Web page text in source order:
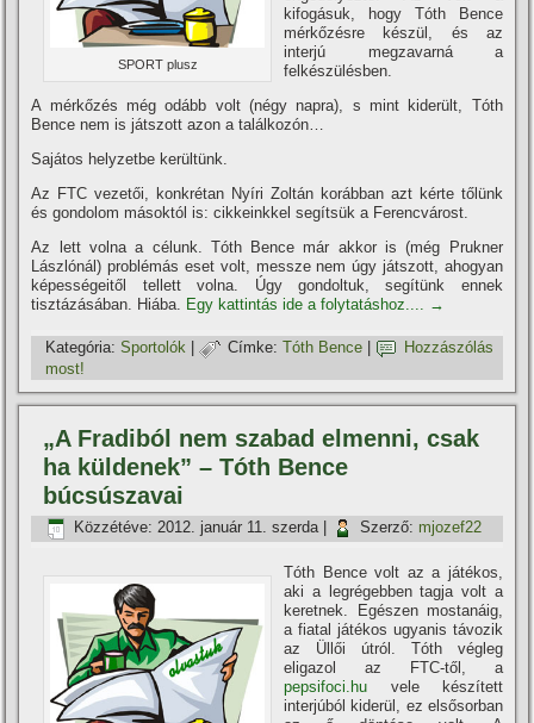
SPORT plusz
kifogásuk, hogy Tóth Bence
mérkőzésre készül, és az
interjú megzavarná a
felkészülésben.
A mérkőzés még odább volt (négy napra), s mint kiderült, Tóth
Bence nem is játszott azon a találkozón…
Sajátos helyzetbe kerültünk.
Az FTC vezetői, konkrétan Nyí­ri Zoltán korábban azt kérte tőlünk
és gondolom másoktól is: cikkeinkkel segí­tsük a Ferencvárost.
Az lett volna a célunk. Tóth Bence már akkor is (még Prukner
Lászlónál) problémás eset volt, messze nem úgy játszott, ahogyan
képességeitől tellett volna. Úgy gondoltuk, segí­tünk ennek
tisztázásában. Hiába. Egy kattintás ide a folytatáshoz.... →
Kategória: Sportolók | Címke: Tóth Bence
Hozzászólás
most!
„A Fradiból nem szabad elmenni, csak
ha küldenek” – Tóth Bence
búcsúszavai
Közzétéve: 2012. január 11. szerda| Szerző: mjozef22
Tóth Bence volt az a játékos,
aki a legrégebben tagja volt a
keretnek. Egészen mostanáig,
a fiatal játékos ugyanis távozik
az Üllői útról. Tóth végleg
eligazol az FTC-től, a
pepsifoci.hu vele készí­tett
interjúból kiderül, ez elsősorban